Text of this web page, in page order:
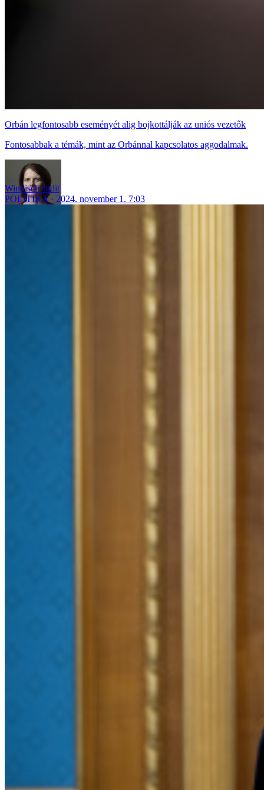
Orbán legfontosabb eseményét alig bojkottálják az uniós vezetők
Fontosabbak a témák, mint az Orbánnal kapcsolatos aggodalmak.
Windisch Judit
POLITIKA
2024. november 1. 7:03